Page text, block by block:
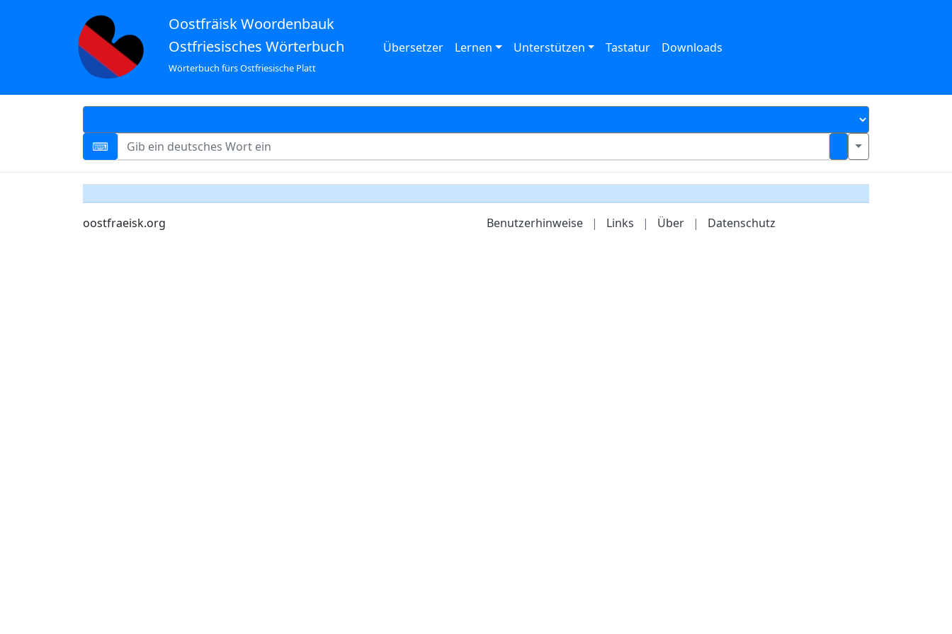
Oostfräisk Woordenbauk
Ostfriesisches Wörterbuch
Wörterbuch fürs Ostfriesische Platt
Übersetzer Lernen Unterstützen Tastatur Downloads
oostfraeisk.org Benutzerhinweise | Links | Über | Datenschutz